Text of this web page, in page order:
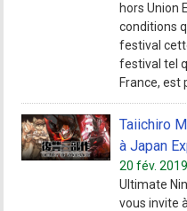
hors Union
conditions
festival
festival tel
France, est
Taiichiro
à Japan
20 fév.
Ultimate
vous invite